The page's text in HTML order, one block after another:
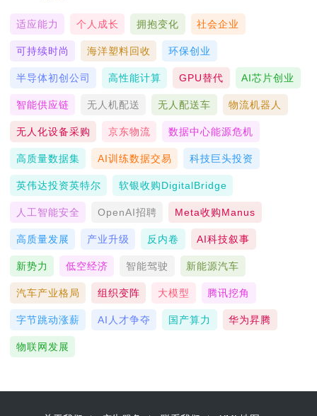
适应能力 个人成长 拥抱变化 社会企业
可持续时尚 海洋塑料回收 环保创业
半导体初创公司 高性能计算 GPU替代 AI芯片创业
智能供应链 无人机配送 无人配送车 物流机器人
无人化设备采购 京东物流 数据中心能源危机
高质量数据集 AI训练数据交易 科技巨头投资
英伟达投资英特尔 软银收购DigitalBridge
人工智能安全 OpenAI招聘 Meta收购Manus
高质量发展 产业升级 反内卷 AI科技叙事
新势力 低空经济 智能驾驶 新能源汽车
汽车产业格局 组织变阵 大模型 腾讯挖角
字节跳动涨薪 AI人才争夺 国产算力 华为昇腾
物联网发展